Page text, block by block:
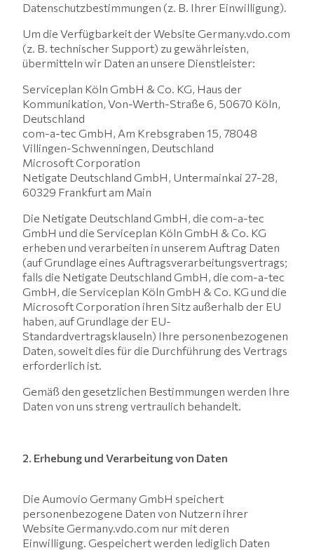
Datenschutzbestimmungen (z. B. Ihrer Einwilligung).
Um die Verfügbarkeit der Website Germany.vdo.com
(z. B. technischer Support) zu gewährleisten,
übermitteln wir Daten an unsere Dienstleister:
Serviceplan Köln GmbH & Co. KG, Haus der
Kommunikation, Von-Werth-Straße 6, 50670 Köln,
Deutschland
com-a-tec GmbH, Am Krebsgraben 15, 78048
Villingen-Schwenningen, Deutschland
Microsoft Corporation
Netigate Deutschland GmbH, Untermainkai 27-28,
60329 Frankfurt am Main
Die Netigate Deutschland GmbH, die com-a-tec
GmbH und die Serviceplan Köln GmbH & Co. KG
erheben und verarbeiten in unserem Auftrag Daten
(auf Grundlage eines Auftragsverarbeitungsvertrags;
falls die Netigate Deutschland GmbH, die com-a-tec
GmbH, die Serviceplan Köln GmbH & Co. KG und die
Microsoft Corporation ihren Sitz außerhalb der EU
haben, auf Grundlage der EU-
Standardvertragsklauseln) Ihre personenbezogenen
Daten, soweit dies für die Durchführung des Vertrags
erforderlich ist.
Gemäß den gesetzlichen Bestimmungen werden Ihre
Daten von uns streng vertraulich behandelt.
2. Erhebung und Verarbeitung von Daten
Die Aumovio Germany GmbH speichert
personenbezogene Daten von Nutzern ihrer
Website Germany.vdo.com nur mit deren
Einwilligung. Gespeichert werden lediglich Daten